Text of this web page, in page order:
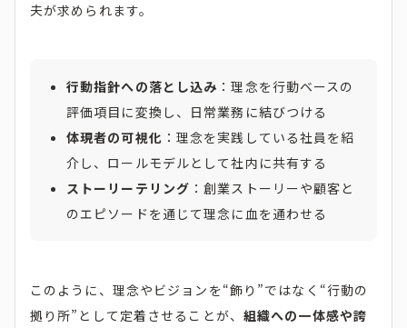
夫が求められます。
行動指針への落とし込み ：理念を行動ベースの
評価項目に変換し、日常業務に結びつける
体現者の可視化 ：理念を実践している社員を紹
介し、ロールモデルとして社内に共有する
ストーリーテリング ：創業ストーリーや顧客と
のエピソードを通じて理念に血を通わせる
このように、理念やビジョンを“飾り”ではなく“行動の
拠り所”として定着させることが、 組織への一体感や誇